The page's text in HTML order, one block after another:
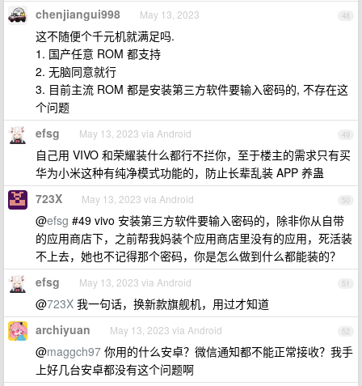
48
chenjiangui998 May 13, 2023
这不随便个千元机就满足吗.
1. 国产任意 ROM 都支持
2. 无脑同意就行
3. 目前主流 ROM 都是安装第三方软件要输入密码的, 不存在这
个问题
49
efsg May 13, 2023 via Android
自己用 VIVO 和荣耀装什么都行不拦你，至于楼主的需求只有买
华为小米这种有纯净模式功能的，防止长辈乱装 APP 养蛊
50
723X May 13, 2023 via Android
@efsg #49 vivo 安装第三方软件要输入密码的，除非你从自带
的应用商店下，之前帮我妈装个应用商店里没有的应用，死活装
不上去，她也不记得那个密码，你是怎么做到什么都能装的？
51
efsg May 13, 2023 via Android
@723X 我一句话，换新款旗舰机，用过才知道
52
archiyuan May 13, 2023 via Android
@maggch97 你用的什么安卓？微信通知都不能正常接收？我手
上好几台安卓都没有这个问题啊